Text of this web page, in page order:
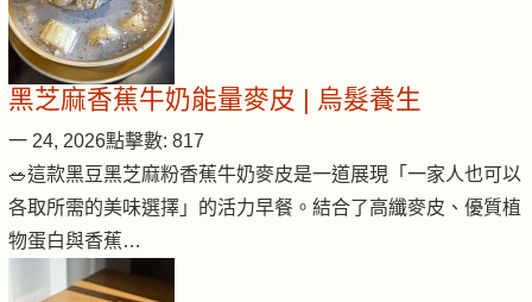
黑芝麻香蕉牛奶能量麥皮 | 烏髮養生
一 24, 2026點擊數: 817
🥗這款黑豆黑芝麻粉香蕉牛奶麥皮是一道展現「一家人也可以
各取所需的美味選擇」的活力早餐。結合了高纖麥皮、優質植
物蛋白與香蕉…